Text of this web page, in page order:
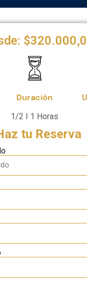
$
Duración
1/2 I 1 Horas
tu Reserva